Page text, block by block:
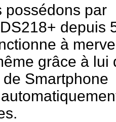
possédons par
depuis
à
grâce à lui
Smartphone